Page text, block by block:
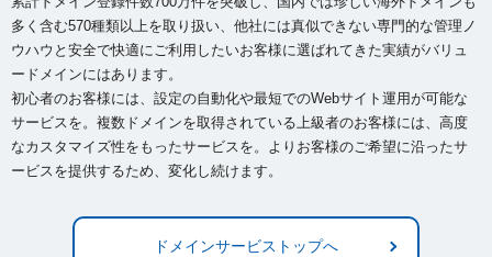
多く含む570種類以上を取り扱い、 他社には真似できない専門的な管理ノ
ウハウと安全で快適にご利用したいお客様に選ばれてきた実績がバリュ
ードメインにはあります。
初心者のお客様には、設定の自動化や最短でのWebサイト運用が可能な
サービスを。複数ドメインを取得されている上級者のお客様には、 高度
なカスタマイズ性をもったサービスを。よりお客様のご希望に沿ったサ
ービスを提供するため、変化し続けます。
ドメインサービストップへ